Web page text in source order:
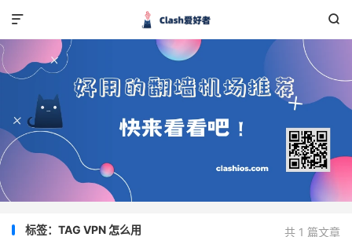


共 1 篇文章
标签：TAG VPN 怎么用